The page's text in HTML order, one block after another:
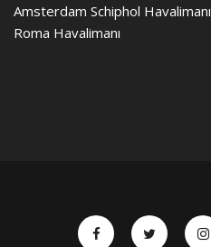
Amsterdam Schiphol Havalimanı
Roma Havalimanı